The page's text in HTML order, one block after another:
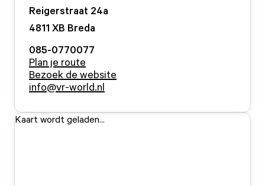
Reigerstraat 24a
4811 XB Breda
085-0770077
Plan je route
Bezoek de website
info@vr-world.nl
Kaart wordt geladen...